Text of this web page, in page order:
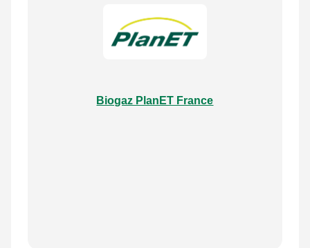
Biogaz PlanET France